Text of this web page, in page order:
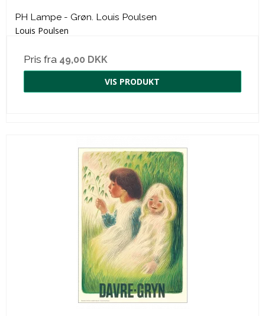
PH Lampe - Grøn. Louis Poulsen
Louis Poulsen
Pris fra 49,00 DKK
VIS PRODUKT